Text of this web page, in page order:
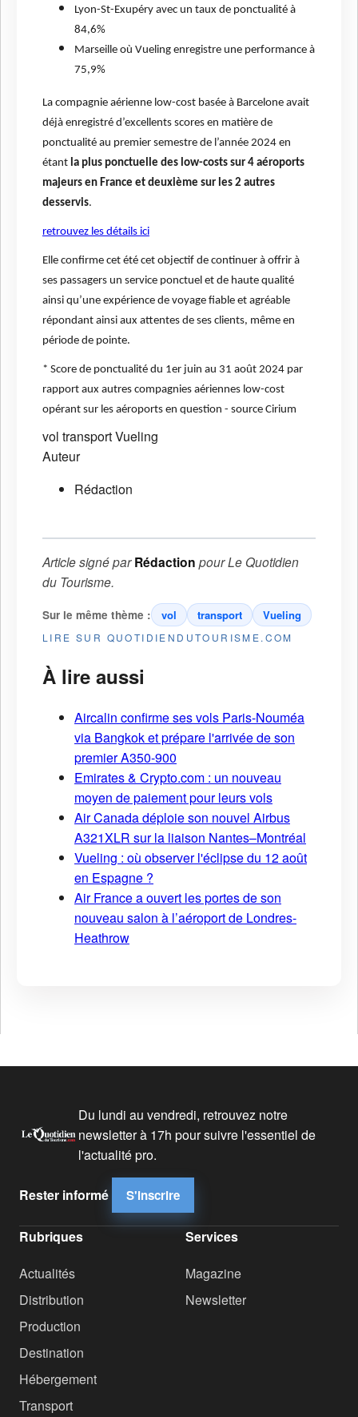
Lyon-St-Exupéry avec un taux de ponctualité à
84,6%
Marseille où Vueling enregistre une performance à
75,9%
La compagnie aérienne low-cost basée à Barcelone avait
déjà enregistré d’excellents scores en matière de
ponctualité au premier semestre de l’année 2024 en
étant la plus ponctuelle des low-costs sur 4 aéroports
majeurs en France et deuxième sur les 2 autres
desservis.
retrouvez les détails ici
Elle confirme cet été cet objectif de continuer à offrir à
ses passagers un service ponctuel et de haute qualité
ainsi qu’une expérience de voyage fiable et agréable
répondant ainsi aux attentes de ses clients, même en
période de pointe.
* Score de ponctualité du 1er juin au 31 août 2024 par
rapport aux autres compagnies aériennes low-cost
opérant sur les aéroports en question - source Cirium
vol transportVueling
Auteur
Rédaction
Article signé parRédaction pourLe Quotidien
du Tourisme.
Sur le même thème : vol transport Vueling
LIRE SUR QUOTIDIENDUTOURISME.COM
À lire aussi
Aircalin confirme ses vols Paris-Nouméa
via Bangkok et prépare l'arrivée de son
premier A350-900
Emirates & Crypto.com : un nouveau
moyen de paiement pour leurs vols
Air Canada déploie son nouvel Airbus
A321XLR sur la liaison Nantes–Montréal
Vueling : où observer l'éclipse du 12 août
en Espagne ?
Air France a ouvert les portes de son
nouveau salon à l’aéroport de Londres-
Heathrow
Du lundi au vendredi, retrouvez notre
newsletter à 17h pour suivre l'essentiel de
l'actualité pro.
Rester informé S'inscrire
Rubriques
Actualités
Distribution
Production
Destination
Hébergement
Transport
Services
Magazine
Newsletter